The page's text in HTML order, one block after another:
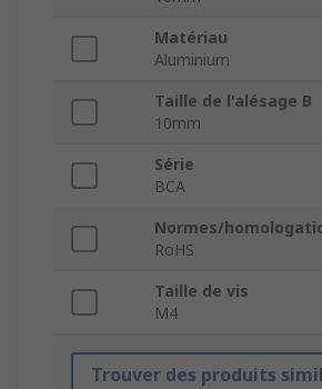
Matériau
Aluminium
Taille de l'alésage B
10mm
Série
BCA
Normes/
RoHS
Taille de vis
M4
Trouver des produits